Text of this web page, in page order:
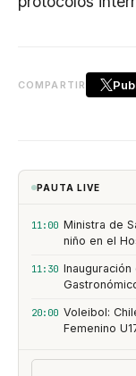
COMPARTIR
PAUTA LIVE
11:00 Ministra de
niño en el
11:30
20:00 Voleibol:
Femenino